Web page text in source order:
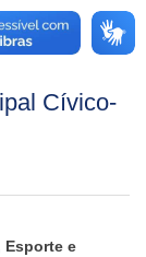
e
Cívico-
Esporte e